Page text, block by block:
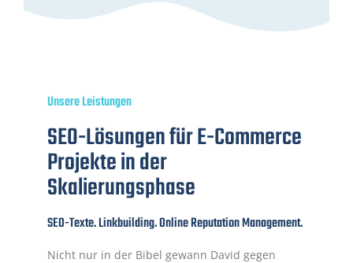
Unsere Leistungen
SEO-Lösungen für E-Commerce
Projekte in der
Skalierungsphase
SEO-Texte. Linkbuilding. Online Reputation Management.
Nicht nur in der Bibel gewann David gegen